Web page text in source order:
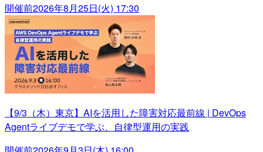
開催前2026年8月25日(火) 17:30
【9/3（木）東京】AIを活用した障害対応最前線 | DevOps
Agentライブデモで学ぶ、自律型運用の実践